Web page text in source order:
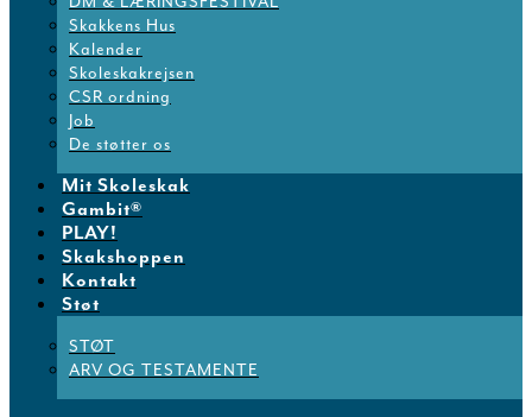
Skakkens Hus
Kalender
Skoleskakrejsen
CSR ordning
Job
De støtter os
Mit Skoleskak
Gambit®
PLAY!
Skakshoppen
Kontakt
Støt
STØT
ARV OG TESTAMENTE